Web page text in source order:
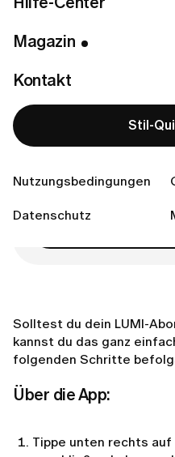
Magazin
Kontakt
Stil-
Nutzungsbedingungen
Datenschutz
Solltest du dein LUMI-
kannst du das ganz
folgenden Schritte
Über die App:
Tippe unten rechts auf
Über die Website:
Falls du das
Bereit, Ihren